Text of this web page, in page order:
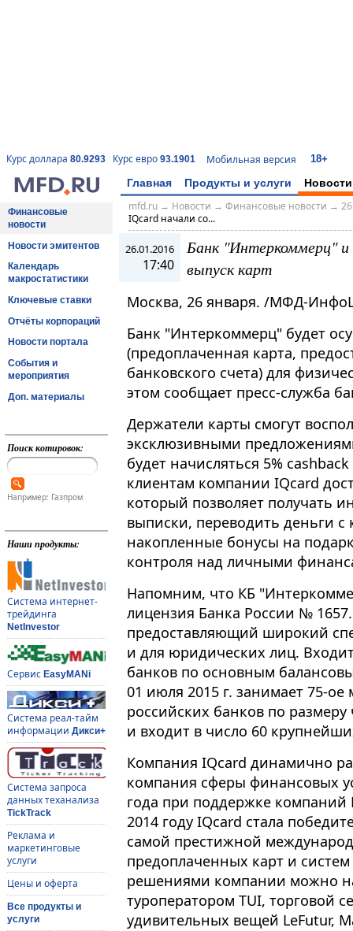
Курс доллара 80.9293 Курс евро 93.1901 Мобильная версия 18+
Главная Продукты и услуги Новости
Финансовые
новости
Новости эмитентов
Календарь
макростатистики
Ключевые ставки
Отчёты корпораций
Новости портала
События и
мероприятия
Доп. материалы
Поиск котировок:
Например: Газпром
Наши продукты:
Система интернет-
трейдинга
NetInvestor
Сервис EasyMANi
Система реал-тайм
информации Дикси+
Система запроса
данных теханализа
TickTrack
Реклама и
маркетинговые
услуги
Цены и оферта
Все продукты и
услуги
mfd.ru→ Новости → Финансовые новости →
IQсard начали со...
26.01.2016
17:40
Банк "Интеркоммерц" и
выпуск карт
Москва, 26 января. /МФД-
Банк "Интеркоммерц" будет
(предоплаченная карта,
банковского счета) для
этом сообщает пресс-служба
Держатели карты смогут
эксклюзивными
будет начисляться 5%
клиентам компании IQсard
который позволяет получать
выписки, переводить деньги с
накопленные бонусы на
контроля над личными
Напомним, что КБ
лицензия Банка России №
предоставляющий широкий
и для юридических лиц.
банков по основным
01 июля 2015 г. занимает 75-
российских банков по
и входит в число 60
Компания IQсard динамично
компания сферы финансовых
года при поддержке компаний
2014 году IQcard стала
самой престижной
предоплаченных карт и
решениями компании можно
туроператором TUI, торговой
удивительных вещей LeFutur,